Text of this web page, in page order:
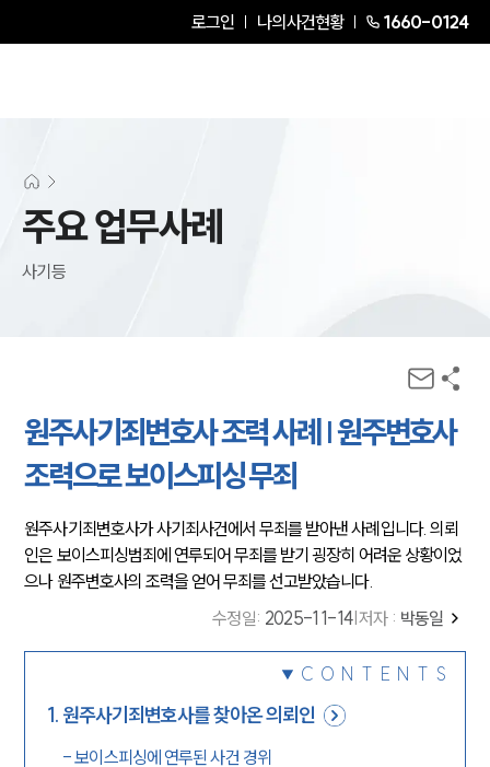
로그인 나의사건현황 1660-0124
주요 업무사례
사기등
원주사기죄변호사 조력 사례 | 원주변호사
조력으로 보이스피싱 무죄
원주사기죄변호사가 사기죄사건에서 무죄를 받아낸 사례입니다. 의뢰
인은 보이스피싱범죄에 연루되어 무죄를 받기 굉장히 어려운 상황이었
으나 원주변호사의 조력을 얻어 무죄를 선고받았습니다.
수정일: 2025-11-14 저자 : 박동일
CONTENTS
1. 원주사기죄변호사를 찾아온 의뢰인
-보이스피싱에 연루된 사건 경위